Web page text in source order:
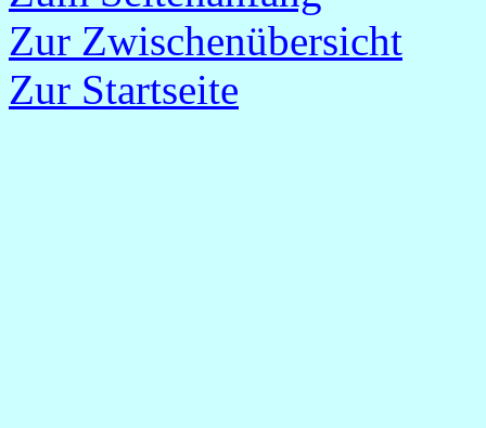
Zur Zwischenübersicht
Zur Startseite